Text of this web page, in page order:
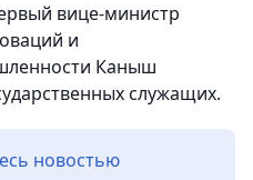
вице-министр
и
Каныш
служащих.
новостью